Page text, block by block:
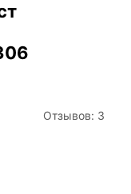
Отзывов: 3